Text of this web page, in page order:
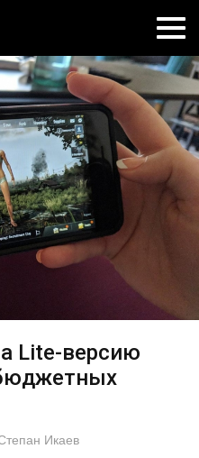
Lite-версию
Икаев